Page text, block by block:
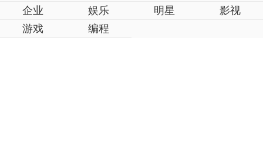
企业
娱乐 明星
影视
游戏
编程